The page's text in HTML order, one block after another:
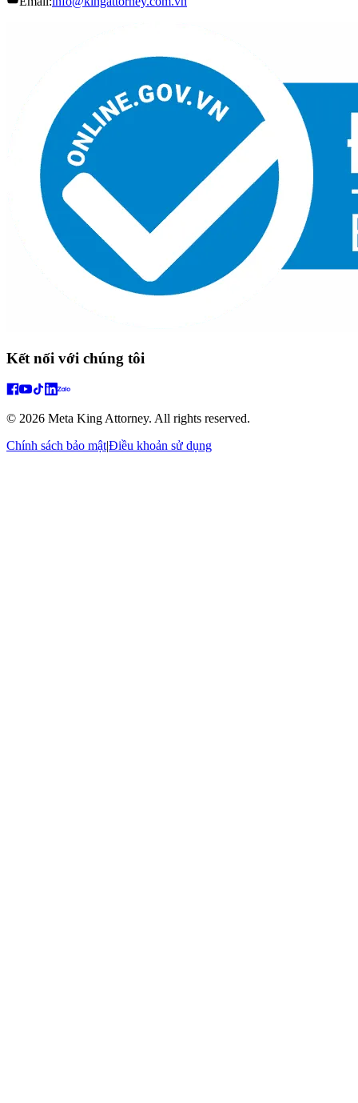
Kết nối với chúng tôi
© 2026 Meta King Attorney. All rights reserved.
Chính sách bảo mật|Điều khoản sử dụng